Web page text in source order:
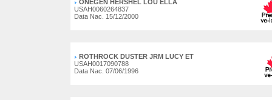
ONEGEN HERSHEL LOU ELLA
USAH0060264837
Data Nac. 15/12/2000
ROTHROCK DUSTER JRM LUCY ET
USAH0017090788
Data Nac. 07/06/1996